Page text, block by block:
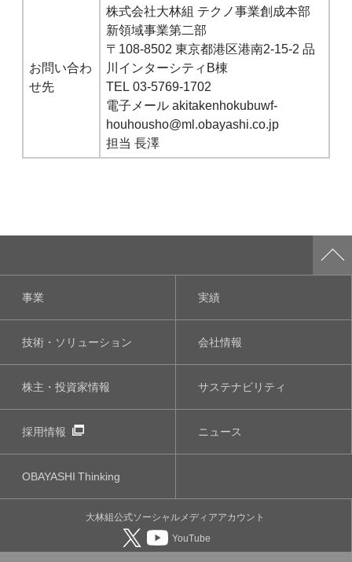
お問い合わ
せ先
株式会社大林組 テクノ事業創成本部
新領域事業第二部
〒108-8502 東京都港区港南2-15-2 品
川インターシティB棟
TEL 03-5769-1702
電子メール akitakenhokubuwf-
houhousho@ml.obayashi.co.jp
担当 長澤
事業 実績
技術・ソリューション 会社情報
株主・投資家情報 サステナビリティ
採用情報 ニュース
OBAYASHIThinking
大林組公式ソーシャルメディアアカウント
YouTube